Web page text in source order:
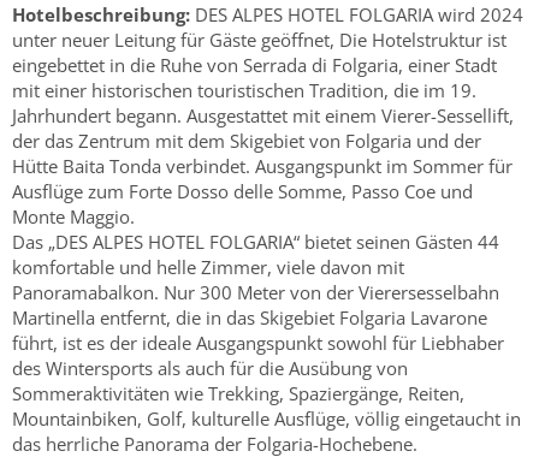
Hotelbeschreibung: DES ALPES HOTEL FOLGARIA wird 2024
unter neuer Leitung für Gäste geöffnet, Die Hotelstruktur ist
eingebettet in die Ruhe von Serrada di Folgaria, einer Stadt
mit einer historischen touristischen Tradition, die im 19.
Jahrhundert begann. Ausgestattet mit einem Vierer-Sessellift,
der das Zentrum mit dem Skigebiet von Folgaria und der
Hütte Baita Tonda verbindet. Ausgangspunkt im Sommer für
Ausflüge zum Forte Dosso delle Somme, Passo Coe und
Monte Maggio.
Das „DES ALPES HOTEL FOLGARIA“ bietet seinen Gästen 44
komfortable und helle Zimmer, viele davon mit
Panoramabalkon. Nur 300 Meter von der Vierersesselbahn
Martinella entfernt, die in das Skigebiet Folgaria Lavarone
führt, ist es der ideale Ausgangspunkt sowohl für Liebhaber
des Wintersports als auch für die Ausübung von
Sommeraktivitäten wie Trekking, Spaziergänge, Reiten,
Mountainbiken, Golf, kulturelle Ausflüge, völlig eingetaucht in
das herrliche Panorama der Folgaria-Hochebene.